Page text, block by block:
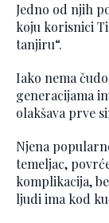
Jedno od njih
koju korisnici
tanjiru“.
Iako nema
generacijama
olakšava prve
Njena
temeljac,
komplikacija,
ljudi ima kod